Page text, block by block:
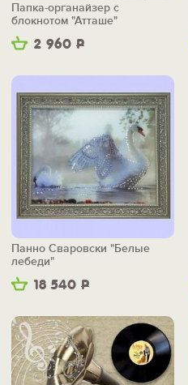
2 960 Р
Папка-органайзер с
блокнотом "Атташе"
18 540 Р
Панно Сваровски "Белые
лебеди"